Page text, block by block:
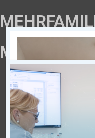
MIT 15
Neubau eines
mit 15
und
in Gronau-
m²